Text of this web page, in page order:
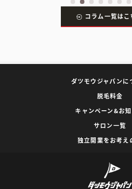
コラム一覧はこ
ダツモウジャパンに
脱毛料金
キャンペーン&お
サロン一覧
独立開業をお考え